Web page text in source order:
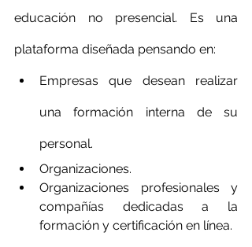
educación no presencial. Es una
plataforma diseñada pensando en:
Empresas que desean realizar
una formación interna de su
personal.
Organizaciones.
Organizaciones profesionales y
compañías dedicadas a la
formación y certificación en línea.